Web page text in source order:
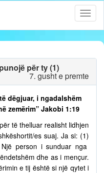
për ty (1)
7. gusht e premte
dëgjuar, i ngadalshëm
zemërim” Jakobi 1:19
të thelluar realisht lidhjen
es suaj. Ja si: (1)
person i sunduar nga
dhe as i mençur.
e tij është si një qytet i